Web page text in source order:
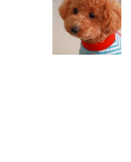
「なんだコイ ...